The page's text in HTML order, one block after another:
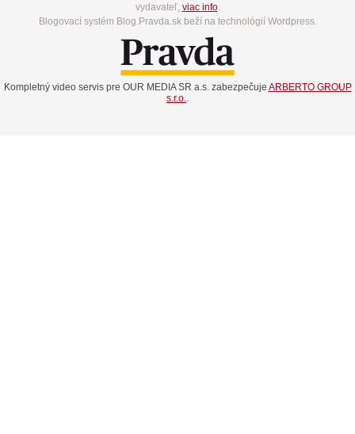
vydavateľ, viac info.
Blogovací systém Blog.Pravda.sk beží na technológií Wordpress.
Kompletný video servis pre OUR MEDIA SR a.s. zabezpečuje ARBERTO GROUP
s.r.o.